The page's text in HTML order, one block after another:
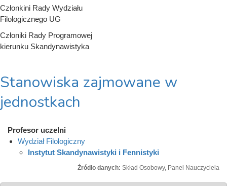
Członkini Rady Wydziału
Filologicznego UG
Członiki Rady Programowej
kierunku Skandynawistyka
Stanowiska zajmowane w
jednostkach
Profesor uczelni
Wydział Filologiczny
Instytut Skandynawistyki i Fennistyki
Źródło danych: Skład Osobowy, Panel Nauczyciela